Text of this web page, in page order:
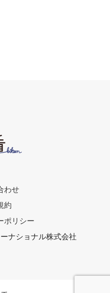
わせ
約
ポリシー
ナショナル株式会社